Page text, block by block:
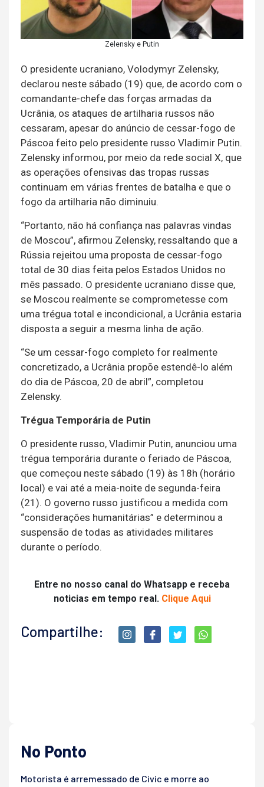
Zelensky e Putin
O presidente ucraniano, Volodymyr Zelensky,
declarou neste sábado (19) que, de acordo com o
comandante-chefe das forças armadas da
Ucrânia, os ataques de artilharia russos não
cessaram, apesar do anúncio de cessar-fogo de
Páscoa feito pelo presidente russo Vladimir Putin.
Zelensky informou, por meio da rede social X, que
as operações ofensivas das tropas russas
continuam em várias frentes de batalha e que o
fogo da artilharia não diminuiu.
“Portanto, não há confiança nas palavras vindas
de Moscou”, afirmou Zelensky, ressaltando que a
Rússia rejeitou uma proposta de cessar-fogo
total de 30 dias feita pelos Estados Unidos no
mês passado. O presidente ucraniano disse que,
se Moscou realmente se comprometesse com
uma trégua total e incondicional, a Ucrânia estaria
disposta a seguir a mesma linha de ação.
“Se um cessar-fogo completo for realmente
concretizado, a Ucrânia propõe estendê-lo além
do dia de Páscoa, 20 de abril”, completou
Zelensky.
Trégua Temporária de Putin
O presidente russo, Vladimir Putin, anunciou uma
trégua temporária durante o feriado de Páscoa,
que começou neste sábado (19) às 18h (horário
local) e vai até a meia-noite de segunda-feira
(21). O governo russo justificou a medida com
“considerações humanitárias” e determinou a
suspensão de todas as atividades militares
durante o período.
Entre no nosso canal do Whatsapp e receba
noticias em tempo real. Clique Aqui
Compartilhe:
No Ponto
Motorista é arremessado de Civic e morre ao